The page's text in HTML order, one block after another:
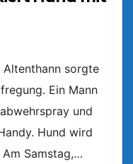
sorgte
Ein Mann
und
Hund wird
Samstag,…